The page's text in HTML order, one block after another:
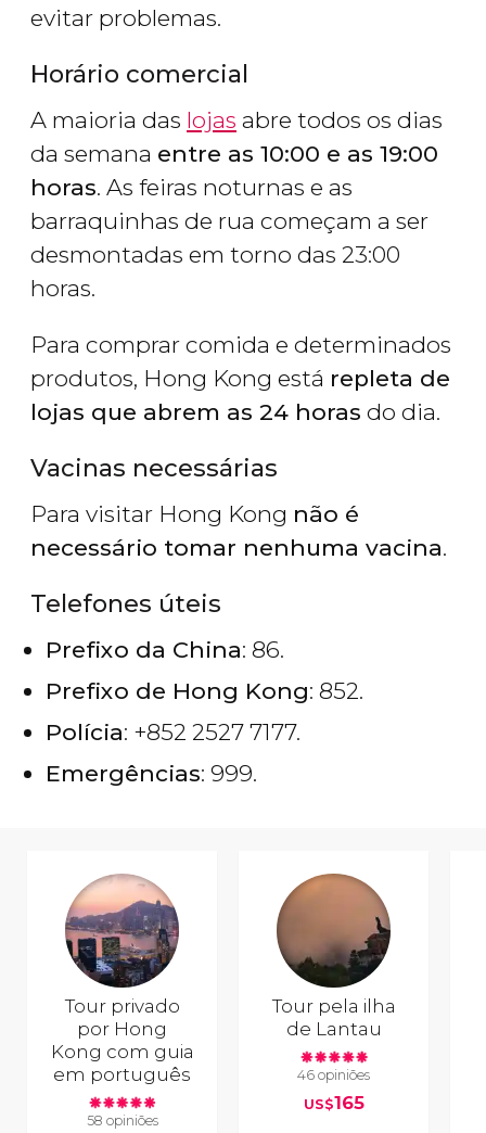
evitar problemas.
Horário comercial
A maioria das lojas abre todos os dias
da semana entre as 10:00 e as 19:00
horas. As feiras noturnas e as
barraquinhas de rua começam a ser
desmontadas em torno das 23:00
horas.
Para comprar comida e determinados
produtos, Hong Kong está repleta de
lojas que abrem as 24 horas do dia.
Vacinas necessárias
Para visitar Hong Kong não é
necessário tomar nenhuma vacina.
Telefones úteis
Prefixo da China: 86.
Prefixo de Hong Kong: 852.
Polícia: +852 2527 7177.
Emergências: 999.
Tour privado
por Hong
Kong com guia
em português
58 opiniões
Tour pela ilha
de Lantau
46 opiniões
US$165